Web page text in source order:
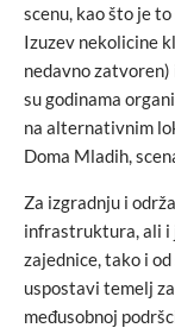
scenu, kao što je
Izuzev nekolicine
nedavno zatvoren)
su godinama
na alternativnim
Doma Mladih,
Za izgradnju i
infrastruktura, ali i
zajednice, tako i
uspostavi temelj
međusobnoj